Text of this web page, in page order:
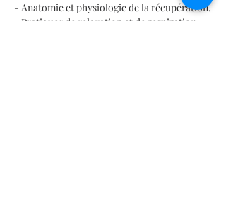
- Anatomie et physiologie de la récupération.
- Pratiques de relaxation et de respiration.